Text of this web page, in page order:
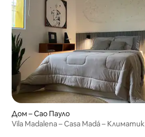
Дом – Сао Пауло
Vila Madalena – Casa Madá – Климатик